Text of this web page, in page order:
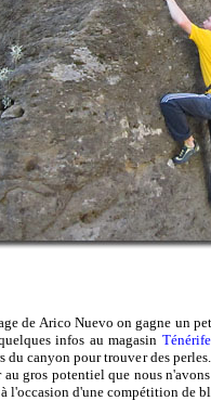
de Arico Nuevo on gagne un
infos au magasin
du canyon pour trouver des
gros potentiel que nous
à l'occasion d'une compétition de